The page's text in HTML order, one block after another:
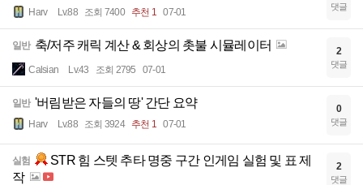
Harv Lv.88 조회 7400 추천 1 07-01 댓글
일반 축/저주 캐릭 계산 & 회상의 촛불 시뮬레이터
Calsian Lv.43 조회 2795 07-01
2
댓글
일반 '버림받은 자들의 땅' 간단 요약
Harv Lv.88 조회 3924 추천 1 07-01
0
댓글
실험
STR 힘 스텟 추타 명중 구간 인게임 실험 및 표 제
작
2
댓글